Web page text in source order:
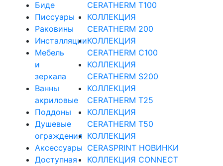
Биде
Писсуары
Раковины
Инсталляции
Мебель
и
зеркала
Ванны
акриловые
Поддоны
Душевые
ограждения
Аксессуары
Доступная
CERATHERM T100
КОЛЛЕКЦИЯ
CERATHERM 200
КОЛЛЕКЦИЯ
CERATHERM C100
КОЛЛЕКЦИЯ
CERATHERM S200
КОЛЛЕКЦИЯ
CERATHERM T25
КОЛЛЕКЦИЯ
CERATHERM T50
КОЛЛЕКЦИЯ
CERASPRINT НОВИНКИ
КОЛЛЕКЦИЯ CONNECT